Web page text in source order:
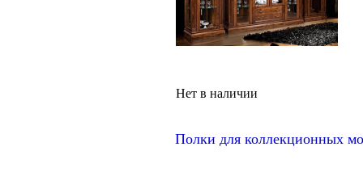
Нет в наличии
Полки для коллекционных